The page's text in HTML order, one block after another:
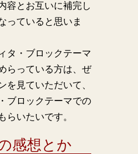
容とお互いに補完し
っていると思いま
タ・ブロックテーマ
らっている方は、ぜ
を見ていただいて、
ブロックテーマでの
らいたいです。
感想とか